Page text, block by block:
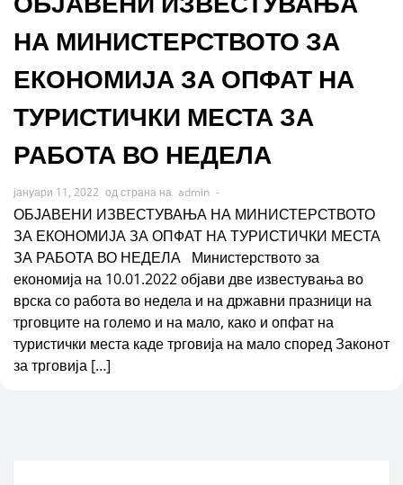
НА МИНИСТЕРСТВОТО ЗА
ЕКОНОМИЈА ЗА ОПФАТ НА
ТУРИСТИЧКИ МЕСТА ЗА
РАБОТА ВО НЕДЕЛА
јануари 11, 2022 од страна на admin -
ОБЈАВЕНИ ИЗВЕСТУВАЊА НА МИНИСТЕРСТВОТО
ЗА ЕКОНОМИЈА ЗА ОПФАТ НА ТУРИСТИЧКИ МЕСТА
ЗА РАБОТА ВО НЕДЕЛА Министерството за
економија на 10.01.2022 објави две известувања во
врска со работа во недела и на државни празници на
трговците на големо и на мало, како и опфат на
туристички места каде трговија на мало според Законот
за трговија […]